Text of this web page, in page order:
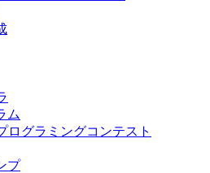
ム
ログラミングコンテスト
プ